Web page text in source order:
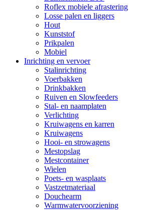
Roflex mobiele afrastering
Losse palen en liggers
Hout
Kunststof
Prikpalen
Mobiel
Inrichting en vervoer
Stalinrichting
Voerbakken
Drinkbakken
Ruiven en Slowfeeders
Stal- en naamplaten
Verlichting
Kruiwagens en karren
Kruiwagens
Hooi- en strowagens
Mestopslag
Mestcontainer
Wielen
Poets- en wasplaats
Vastzetmateriaal
Douchearm
Warmwatervoorziening